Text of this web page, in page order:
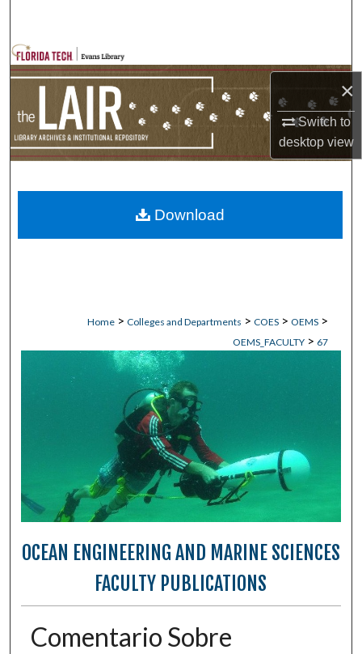
×
Switch to
desktopview
Browse Collections
My Account
Home > Colleges and Departments > COES > OEMS >
OEMS_FACULTY > 67
OCEAN ENGINEERING AND MARINE SCIENCES
FACULTY PUBLICATIONS
Comentario Sobre
Download